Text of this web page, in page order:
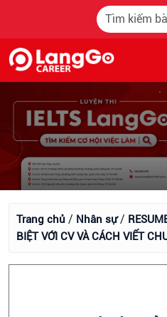
Trang chủ / Nhân sự/
BIỆT VỚI CV VÀ CÁCH VIẾT